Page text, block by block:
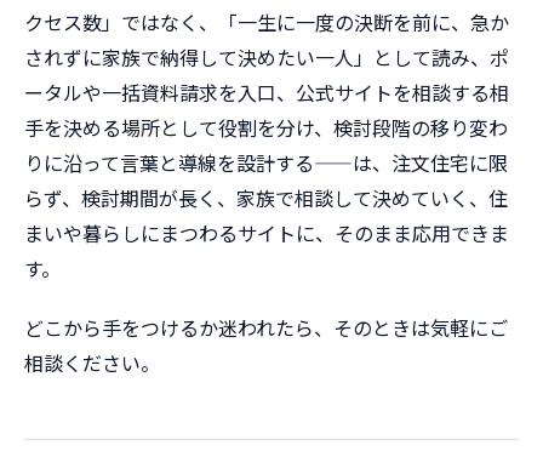
クセス数」ではなく、「一生に一度の決断を前に、急か
されずに家族で納得して決めたい一人」として読み、ポ
ータルや一括資料請求を入口、公式サイトを相談する相
手を決める場所として役割を分け、検討段階の移り変わ
りに沿って言葉と導線を設計する——は、注文住宅に限
らず、検討期間が長く、家族で相談して決めていく、住
まいや暮らしにまつわるサイトに、そのまま応用できま
す。
どこから手をつけるか迷われたら、そのときは気軽にご
相談ください。